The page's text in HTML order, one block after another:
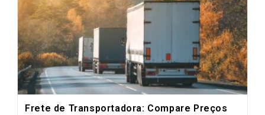
Frete de Transportadora: Compare Preços